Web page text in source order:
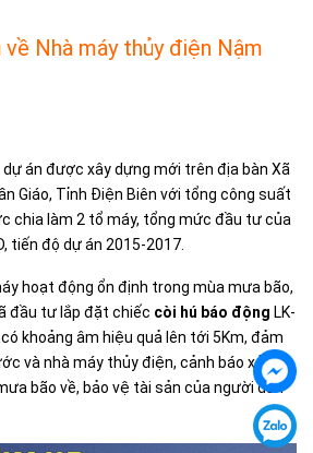
Nhà máy thủy điện Nậm
án được xây dựng mới trên địa bàn Xã
Giáo, Tỉnh Điện Biên với tổng công suất
chia làm 2 tổ máy, tổng mức đầu tư của
tiến độ dự án 2015-2017.
hoạt động ổn định trong mùa mưa bão,
đầu tư lắp đặt chiếc còi hú báo động LK-
khoảng âm hiệu quả lên tới 5Km, đảm
và nhà máy thủy điện, cảnh báo xả lũ
bão về, bảo vệ tài sản của người dân